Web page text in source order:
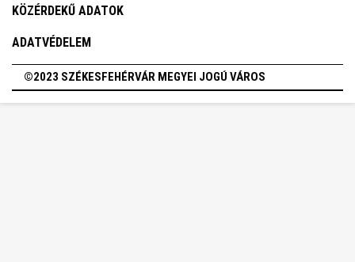
KÖZÉRDEKŰ ADATOK
ADATVÉDELEM
©2023 SZÉKESFEHÉRVÁR MEGYEI JOGÚ VÁROS